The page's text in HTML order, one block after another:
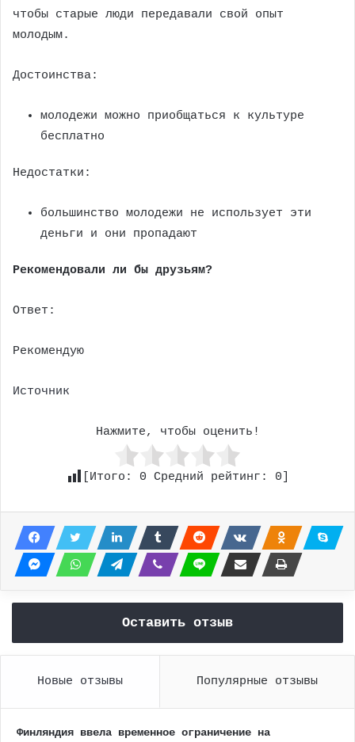
чтобы старые люди передавали свой опыт
молодым.
Достоинства:
молодежи можно приобщаться к культуре
бесплатно
Недостатки:
большинство молодежи не использует эти
деньги и они пропадают
Рекомендовали ли бы друзьям?
Ответ:
Рекомендую
Источник
Нажмите, чтобы оценить!
[Итого: 0 Средний рейтинг: 0
Оставить отзыв
Новые отзывы Популярные отзывы
Финляндия ввела временное ограничение на